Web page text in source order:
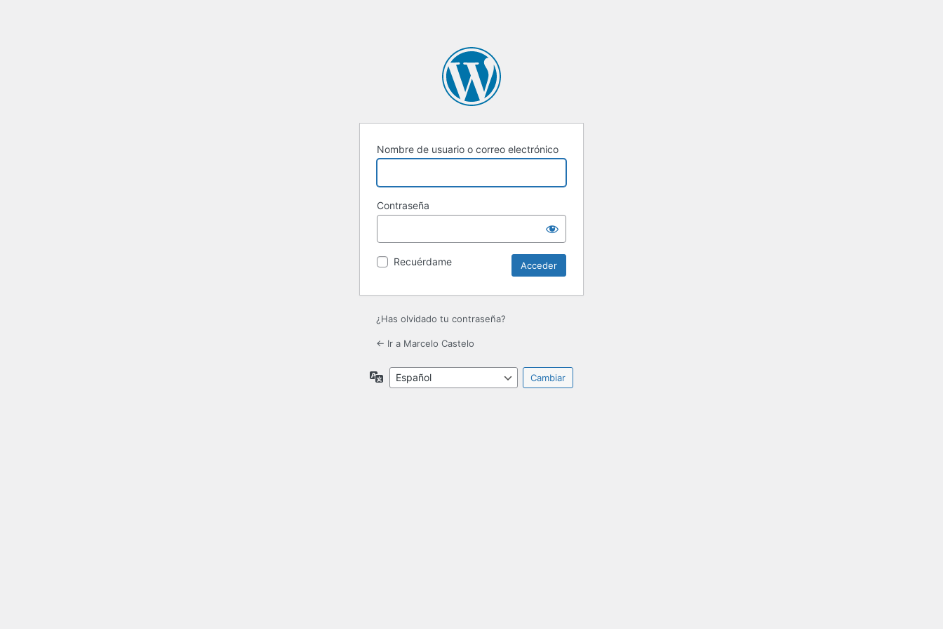
Nombre de usuario o correo electrónico
Contraseña
Recuérdame
¿Has olvidado tu contraseña?
← Ir a Marcelo Castelo
Idioma